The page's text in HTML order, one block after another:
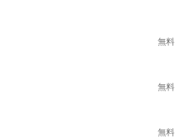
無料
無料
無料